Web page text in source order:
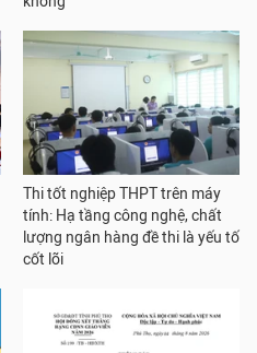
Thi tốt nghiệp THPT trên máy
tính: Hạ tầng công nghệ, chất
lượng ngân hàng đề thi là yếu tố
cốt lõi